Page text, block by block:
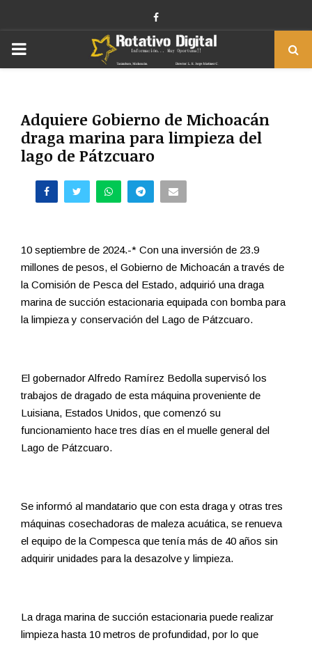
Facebook
PRIMARY
Adquiere Gobierno de Michoacán
draga marina para limpieza del
lago de Pátzcuaro
10 septiembre de 2024.-* Con una inversión de 23.9
millones de pesos, el Gobierno de Michoacán a través de
la Comisión de Pesca del Estado, adquirió una draga
marina de succión estacionaria equipada con bomba para
la limpieza y conservación del Lago de Pátzcuaro.
El gobernador Alfredo Ramírez Bedolla supervisó los
trabajos de dragado de esta máquina proveniente de
Luisiana, Estados Unidos, que comenzó su
funcionamiento hace tres días en el muelle general del
Lago de Pátzcuaro.
Se informó al mandatario que con esta draga y otras tres
máquinas cosechadoras de maleza acuática, se renueva
el equipo de la Compesca que tenía más de 40 años sin
adquirir unidades para la desazolve y limpieza.
La draga marina de succión estacionaria puede realizar
limpieza hasta 10 metros de profundidad, por lo que